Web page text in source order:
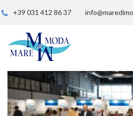
+39 031 412 86 37